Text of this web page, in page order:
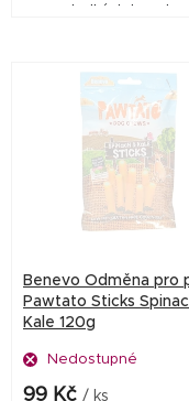
Benevo Odměna pro
Pawtato Sticks
Kale 120g
Nedostupné
99 Kč / ks